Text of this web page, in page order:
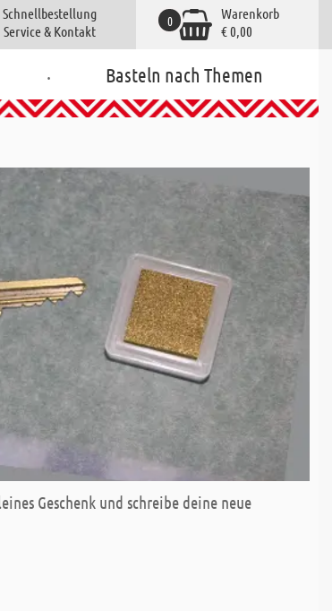
Schnellbestellung
Service & Kontakt
Warenkorb
€ 0,00
0
. Basteln nach Themen
Geschenk und schreibe deine neue